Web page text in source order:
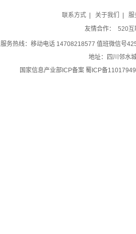
联系方式 关于我们
服
友情合作：
520互
服务热线：移动电话 14708218577 值班微信
地址：四川邻水
国家信息产业部ICP备案 蜀ICP备